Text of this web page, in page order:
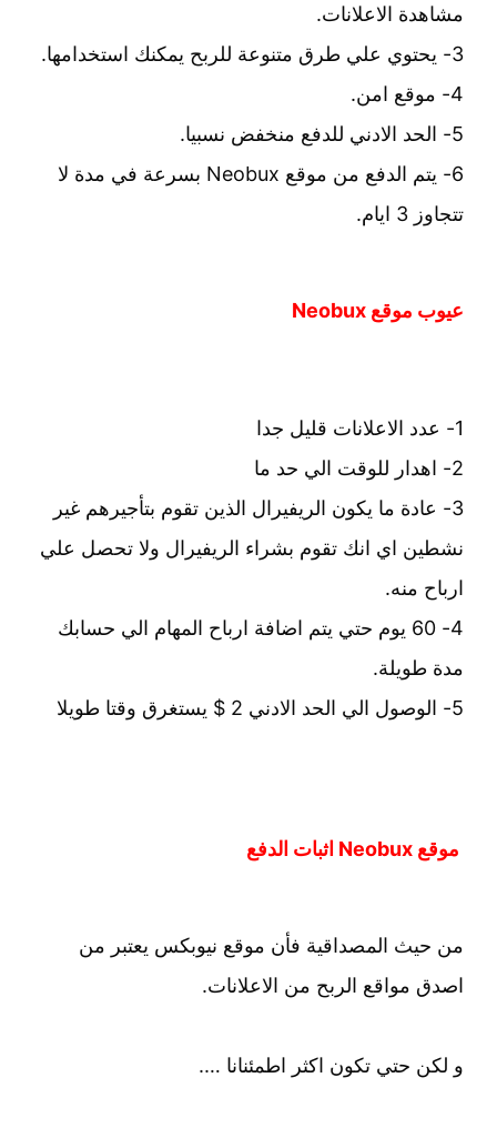
مشاهدة الاعلانات.
6- يتم الدفع من موقع Neobux بسرعة في مدة لا
تتجاوز 3 ايام.
عيوب موقع Neobux
3- عادة ما يكون الريفيرال الذين تقوم بتأجيرهم غير
نشطين اي انك تقوم بشراء الريفيرال ولا تحصل علي
ارباح منه.
4- 60 يوم حتي يتم اضافة ارباح المهام الي حسابك
مدة طويلة.
موقع Neobux اثبات الدفع
من حيث المصداقية فأن موقع نيوبكس يعتبر من
اصدق مواقع الربح من الاعلانات.
و لكن حتي تكون اكثر اطمئنانا ….